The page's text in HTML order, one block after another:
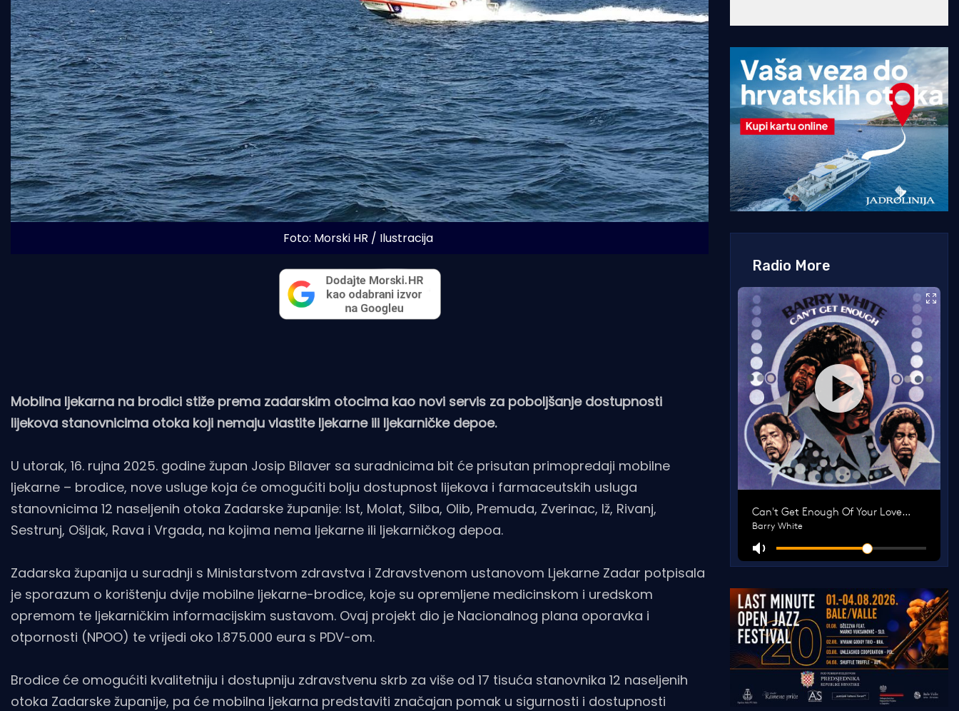
Foto: Morski HR / Ilustracija
Mobilna ljekarna na brodici stiže prema zadarskim otocima kao novi servis za poboljšanje dostupnosti
lijekova stanovnicima otoka koji nemaju vlastite ljekarne ili ljekarničke depoe.
U utorak, 16. rujna 2025. godine župan Josip Bilaver sa suradnicima bit će prisutan primopredaji mobilne
ljekarne – brodice, nove usluge koja će omogućiti bolju dostupnost lijekova i farmaceutskih usluga
stanovnicima 12 naseljenih otoka Zadarske županije: Ist, Molat, Silba, Olib, Premuda, Zverinac, Iž, Rivanj,
Sestrunj, Ošljak, Rava i Vrgada, na kojima nema ljekarne ili ljekarničkog depoa.
Zadarska županija u suradnji s Ministarstvom zdravstva i Zdravstvenom ustanovom Ljekarne Zadar potpisala
je sporazum o korištenju dvije mobilne ljekarne-brodice, koje su opremljene medicinskom i uredskom
opremom te ljekarničkim informacijskim sustavom. Ovaj projekt dio je Nacionalnog plana oporavka i
otpornosti (NPOO) te vrijedi oko 1.875.000 eura s PDV-om.
Brodice će omogućiti kvalitetniju i dostupniju zdravstvenu skrb za više od 17 tisuća stanovnika 12 naseljenih
otoka Zadarske županije, pa će mobilna ljekarna predstaviti značajan pomak u sigurnosti i dostupnosti
Radio More